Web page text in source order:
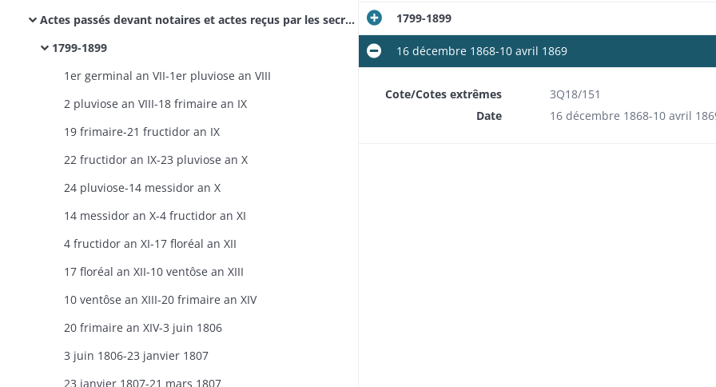
Actes passés devant notaires et actes reçus par les secrétaires des corps administratifs / Actes civils publics / Bürgerliche Urkunden
1799-1899
1er germinal an VII-1er pluviose an VIII
2 pluviose an VIII-18 frimaire an IX
19 frimaire-21 fructidor an IX
22 fructidor an IX-23 pluviose an X
24 pluviose-14 messidor an X
14 messidor an X-4 fructidor an XI
4 fructidor an XI-17 floréal an XII
17 floréal an XII-10 ventôse an XIII
10 ventôse an XIII-20 frimaire an XIV
20 frimaire an XIV-3 juin 1806
3 juin 1806-23 janvier 1807
23 janvier 1807-21 mars 1807
1799-1899
16 décembre 1868-10 avril 1869
Cote/Cotes extrêmes
3Q18/151
Date
16 décembre 1868-10 avril